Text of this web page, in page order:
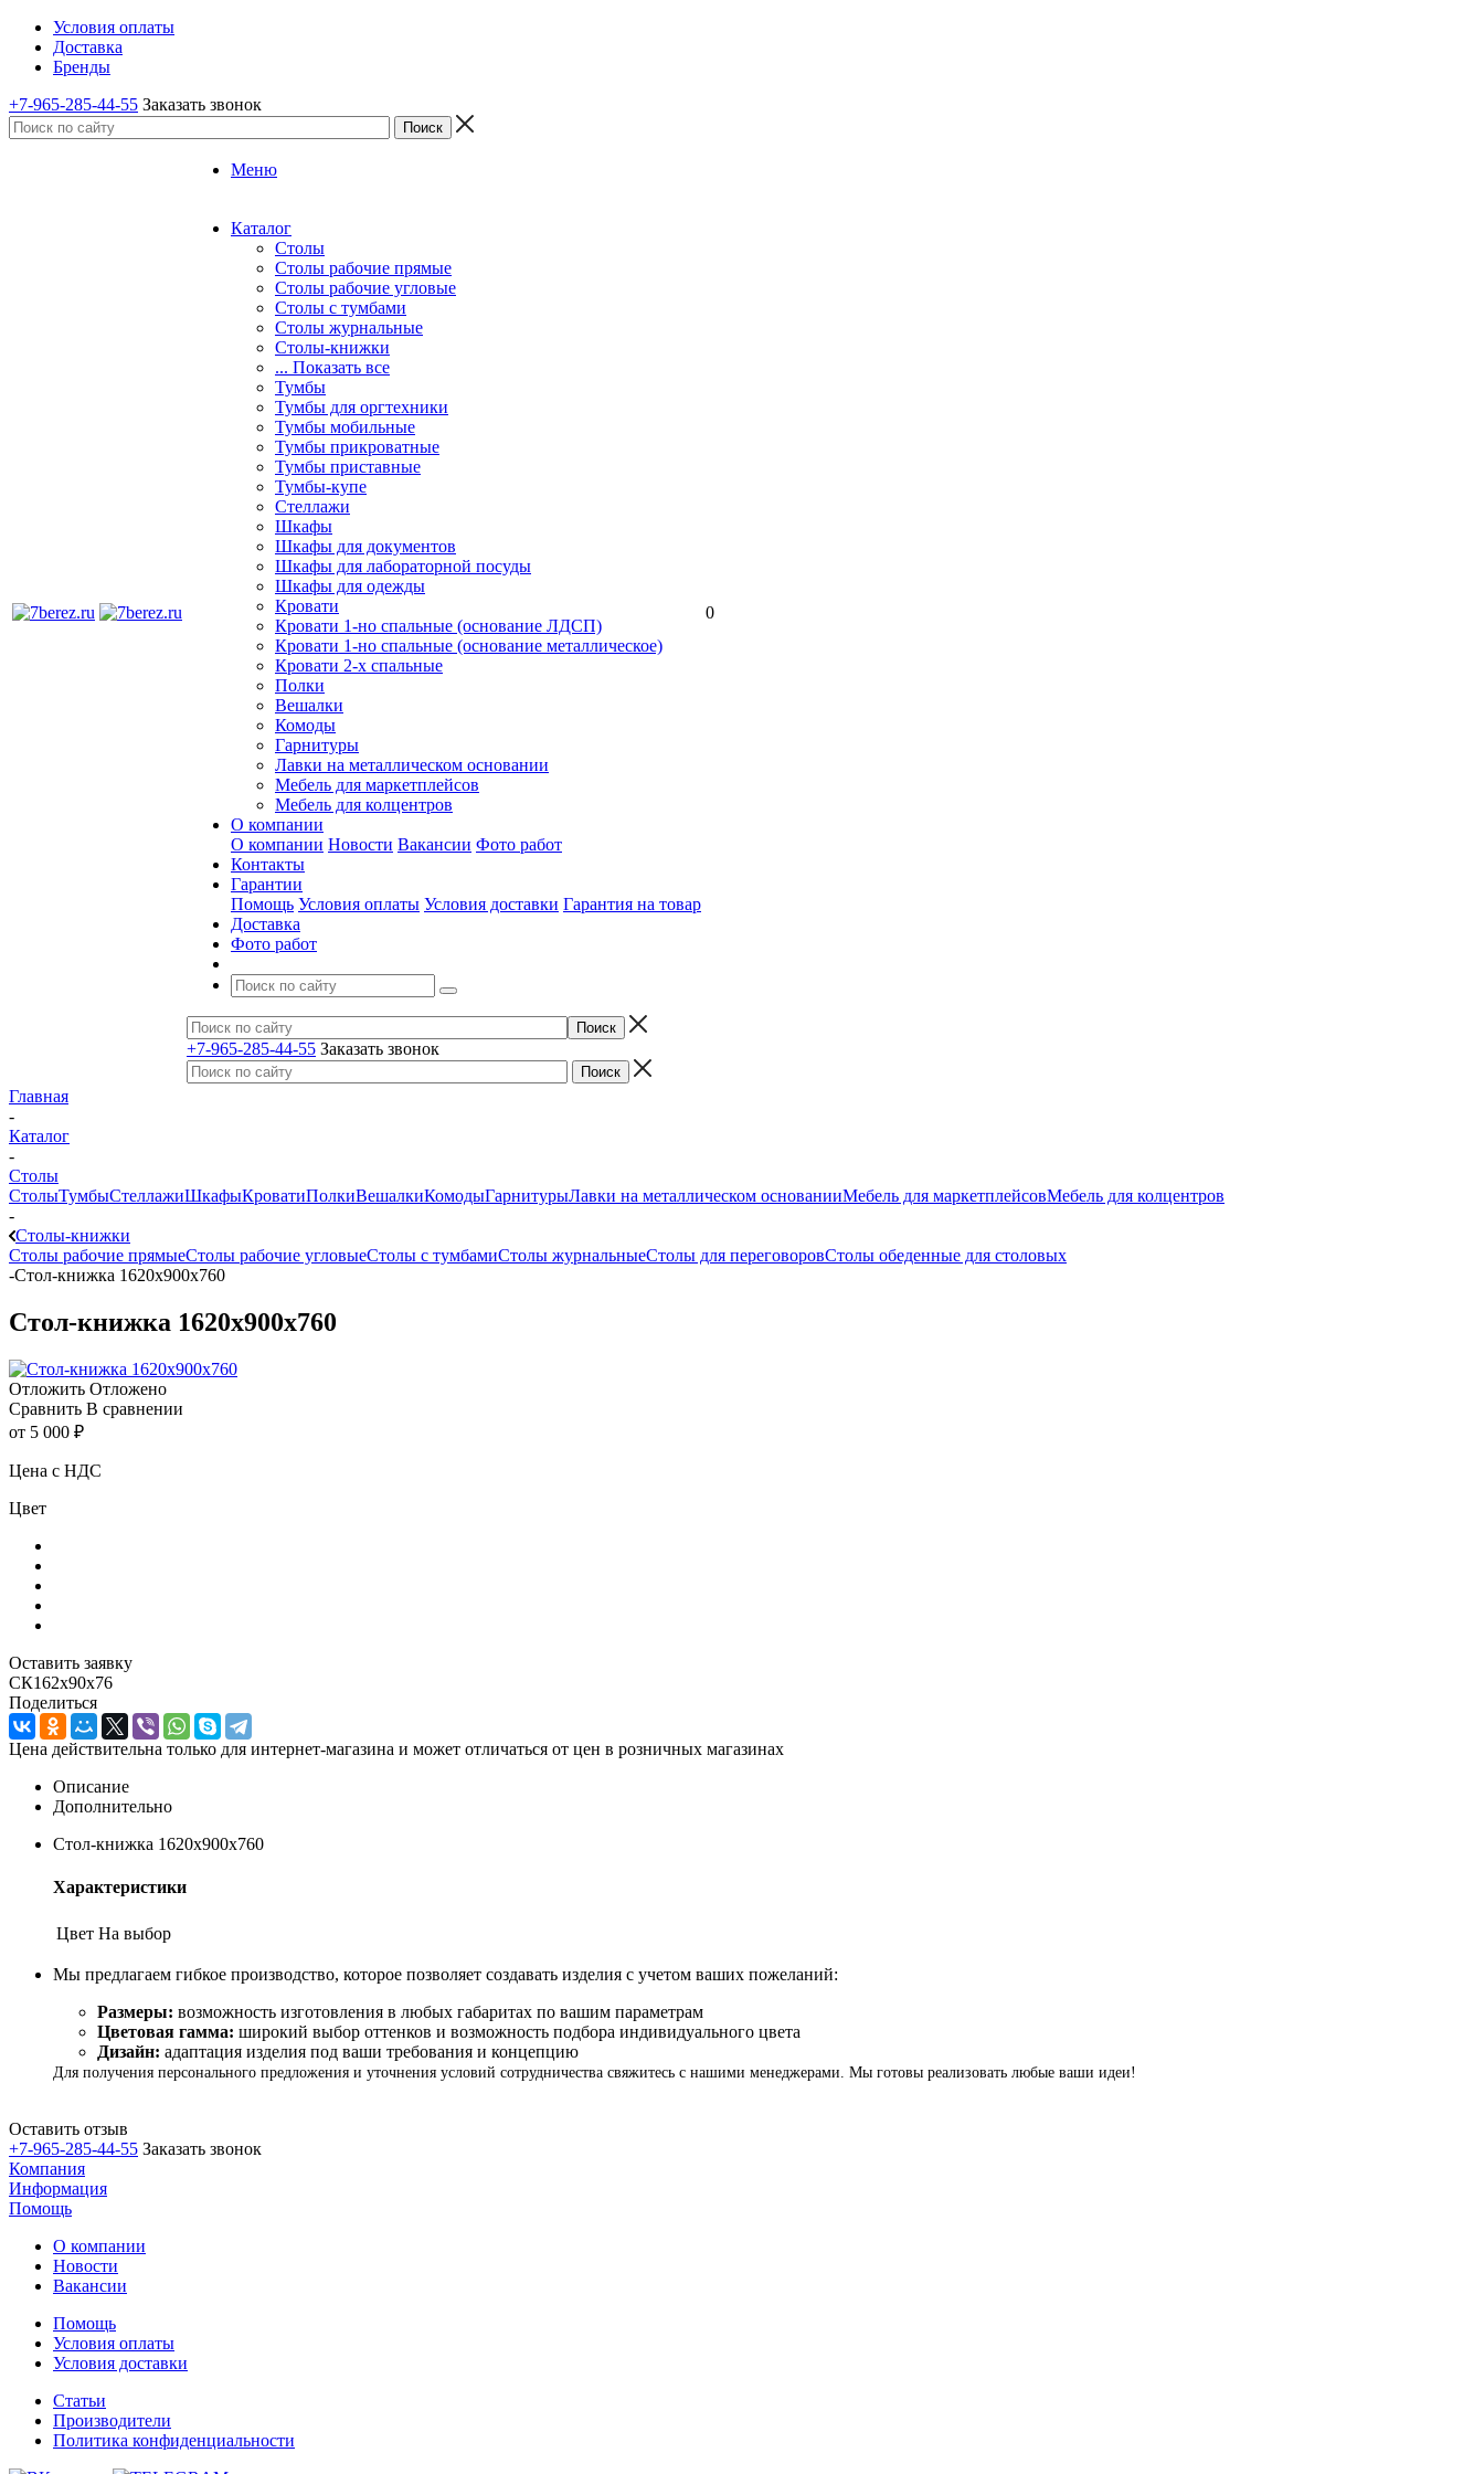
Условия оплаты
Доставка
Бренды
+7-965-285-44-55 Заказать звонок
Меню
Каталог
Столы
Столы рабочие прямые
Столы рабочие угловые
Столы с тумбами
Столы журнальные
Столы-книжки
... Показать все
Тумбы
Тумбы для оргтехники
Тумбы мобильные
Тумбы прикроватные
Тумбы приставные
Тумбы-купе
Стеллажи
Шкафы
Шкафы для документов
Шкафы для лабораторной посуды
Шкафы для одежды
Кровати
Кровати 1-но спальные (основание ЛДСП)
Кровати 1-но спальные (основание металлическое)
Кровати 2-х спальные
Полки
Вешалки
Комоды
Гарнитуры
Лавки на металлическом основании
Мебель для маркетплейсов
Мебель для колцентров
О компании
О компании Новости Вакансии Фото работ
Контакты
Гарантии
Помощь Условия оплаты Условия доставки Гарантия на товар
Доставка
Фото работ
+7-965-285-44-55 Заказать звонок
0
Главная
-
Каталог
-
Столы
СтолыТумбыСтеллажиШкафыКроватиПолкиВешалкиКомодыГарнитурыЛавки на металлическом основанииМебель для маркетплейсовМебель для колцентров
-
Столы-книжки
Столы рабочие прямыеСтолы рабочие угловыеСтолы с тумбамиСтолы журнальныеСтолы для переговоровСтолы обеденные для столовых
-Стол-книжка 1620х900х760
Стол-книжка 1620х900х760
Отложить Отложено
Сравнить В сравнении
от 5 000 ₽
Цена с НДС
Цвет
Оставить заявку
СК162х90х76
Поделиться
Цена действительна только для интернет-магазина и может отличаться от цен в розничных магазинах
Описание
Дополнительно
Стол-книжка 1620х900х760
Характеристики
Цвет На выбор
Мы предлагаем гибкое производство, которое позволяет создавать изделия с учетом ваших пожеланий:
Размеры: возможность изготовления в любых габаритах по вашим параметрам
Цветовая гамма: широкий выбор оттенков и возможность подбора индивидуального цвета
Дизайн: адаптация изделия под ваши требования и концепцию
Для получения персонального предложения и уточнения условий сотрудничества свяжитесь с нашими менеджерами. Мы готовы реализовать любые ваши идеи!
Оставить отзыв
+7-965-285-44-55 Заказать звонок
Компания
Информация
Помощь
О компании
Новости
Вакансии
Помощь
Условия оплаты
Условия доставки
Статьи
Производители
Политика конфиденциальности